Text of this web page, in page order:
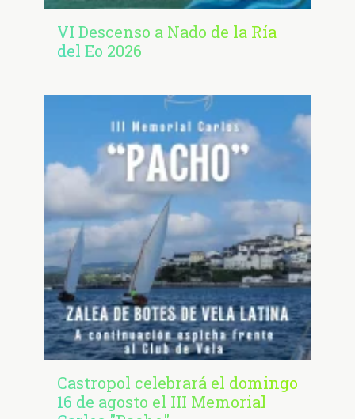
VI Descenso a Nado de la Ría
del Eo 2026
Castropol celebrará el domingo
16 de agosto el III Memorial